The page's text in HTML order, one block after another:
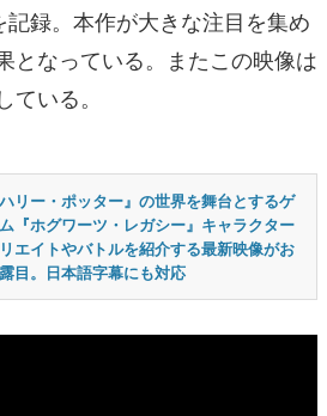
録。本作が大きな注目を集め
となっている。またこの映像は
いる。
ハリー・ポッター』の世界を舞台とするゲ
『ホグワーツ・レガシー』キャラクター
エイトやバトルを紹介する最新映像がお
目。日本語字幕にも対応